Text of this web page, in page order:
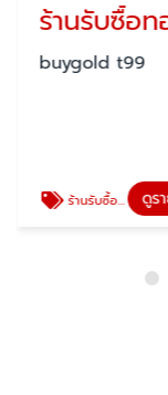
buygold t99
ร้านรับซื้อทองให้ราคาสูง ใกล้ฉัน